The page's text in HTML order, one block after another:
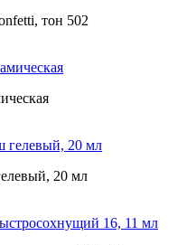
тон 502
20 мл